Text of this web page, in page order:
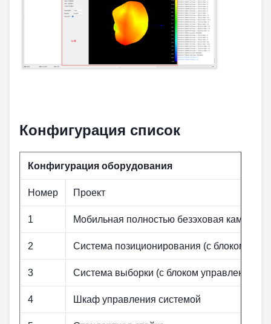
Конфигурация список
Конфигурация оборудования
Номер Проект
1 Мобильная полностью безэховая камера
2 Система позиционирования (с блоком
3 Система выборки (с блоком управления)
4 Шкаф управления системой